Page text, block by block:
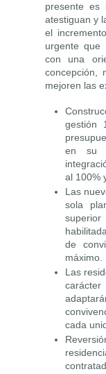
presente es
atestiguan y
el
urgente que
con una
concepción,
mejoren las
gestión
en su
al 100%
Las
sola
de
máximo.
Las
cada